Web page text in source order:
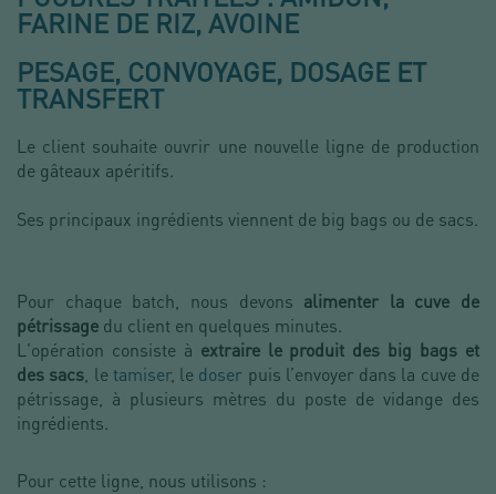
FARINE DE RIZ, AVOINE
PESAGE, CONVOYAGE, DOSAGE ET
TRANSFERT
Le client souhaite ouvrir une nouvelle ligne de production
de gâteaux apéritifs.
Ses principaux ingrédients viennent de big bags ou de sacs.
Pour chaque batch, nous devons alimenter la cuve de
pétrissage du client en quelques minutes.
L'opération consiste à extraire le produit des big bags et
des sacs , le tamiser, le doser puis l’envoyer dans la cuve de
pétrissage, à plusieurs mètres du poste de vidange des
ingrédients.
Pour cette ligne, nous utilisons :